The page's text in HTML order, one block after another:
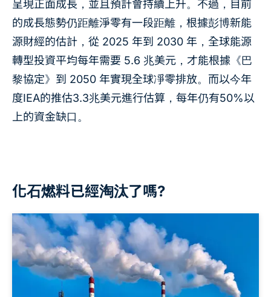
呈現正面成長，並且預計會持續上升。不過，目前
的成長態勢仍距離淨零有一段距離，根據彭博新能
源財經的估計，從 2025 年到 2030 年，全球能源
轉型投資平均每年需要 5.6 兆美元，才能根據《巴
黎協定》到 2050 年實現全球凈零排放。而以今年
度IEA的推估3.3兆美元進行估算，每年仍有50%以
上的資金缺口。
化石燃料已經淘汰了嗎?